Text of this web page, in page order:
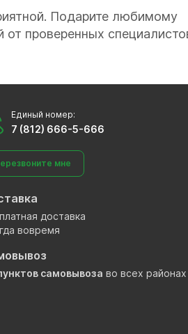
Подарите любимому
проверенных
Единый номер:
7 (812) 666-5-666
мне
доставка
вовремя
самовывоза во всех